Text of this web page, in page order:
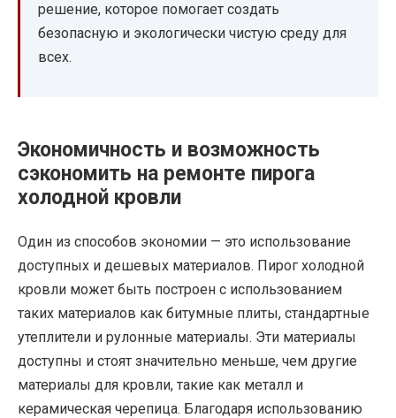
решение, которое помогает создать
безопасную и экологически чистую среду для
всех.
Экономичность и возможность
сэкономить на ремонте пирога
холодной кровли
Один из способов экономии — это использование
доступных и дешевых материалов. Пирог холодной
кровли может быть построен с использованием
таких материалов как битумные плиты, стандартные
утеплители и рулонные материалы. Эти материалы
доступны и стоят значительно меньше, чем другие
материалы для кровли, такие как металл и
керамическая черепица. Благодаря использованию